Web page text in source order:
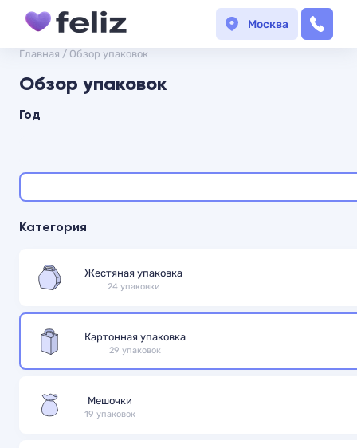
Москва
Главная / Обзор упаковок
Обзор упаковок
Год
Категория
Жестяная упаковка
24 упаковки
Картонная упаковка
29 упаковок
Мешочки
19 упаковок